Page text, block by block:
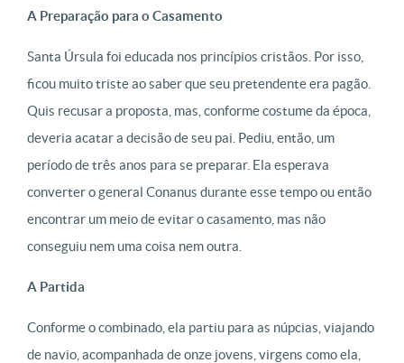
A Preparação para o Casamento
Santa Úrsula foi educada nos princípios cristãos. Por isso,
ficou muito triste ao saber que seu pretendente era pagão.
Quis recusar a proposta, mas, conforme costume da época,
deveria acatar a decisão de seu pai. Pediu, então, um
período de três anos para se preparar. Ela esperava
converter o general Conanus durante esse tempo ou então
encontrar um meio de evitar o casamento, mas não
conseguiu nem uma coisa nem outra.
A Partida
Conforme o combinado, ela partiu para as núpcias, viajando
de navio, acompanhada de onze jovens, virgens como ela,